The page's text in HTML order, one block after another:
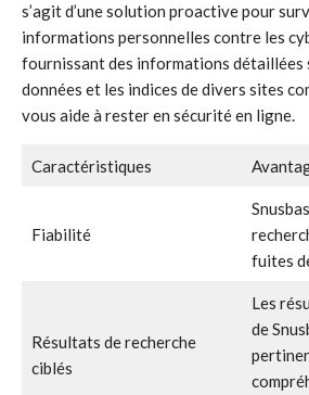
s’agit d’une solution proactive pour
informations personnelles contre les
fournissant des informations détaillées
données et les indices de divers sites
vous aide à rester en sécurité en ligne.
Caractéristiques
Fiabilité
fuites
Résultats de recherche
ciblés
Les
de